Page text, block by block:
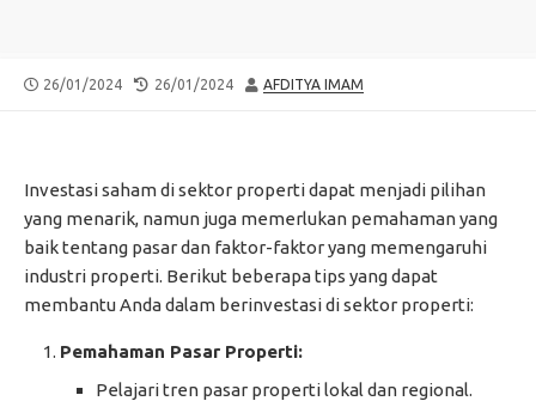
PUBLISHED
26/01/2024
LAST
26/01/2024 AUTHOR
AFDITYA IMAM
Investasi saham di sektor properti dapat menjadi pilihan
yang menarik, namun juga memerlukan pemahaman yang
baik tentang pasar dan faktor-faktor yang memengaruhi
industri properti. Berikut beberapa tips yang dapat
membantu Anda dalam berinvestasi di sektor properti:
Pemahaman Pasar Properti:
Pelajari tren pasar properti lokal dan regional.